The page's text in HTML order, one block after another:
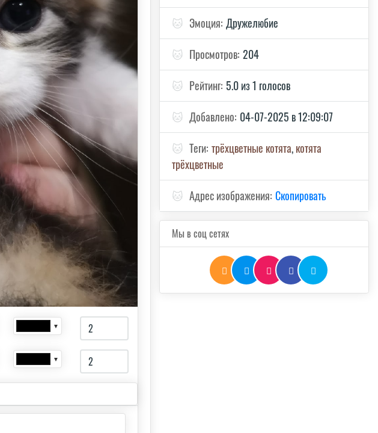
▼
▼
🐱 Эмоция: Дружелюбие
🐱 Просмотров: 204
🐱 Рейтинг: 5.0 из 1 голосов
🐱 Добавлено: 04-07-2025 в 12:09:07
🐱 Теги: трёхцветные котята,котята
трёхцветные
🐱 Адрес изображения: Скопировать
Мы в соц сетях